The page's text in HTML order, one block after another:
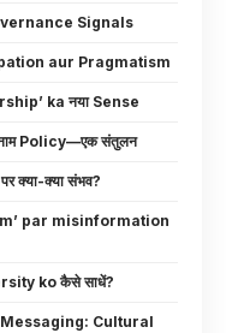
Signals
aur Pragmatism
ka नया Sense
Policy—एक संतुलन
क्या-क्या संभव?
par misinformation
ko कैसे साधें?
Cultural